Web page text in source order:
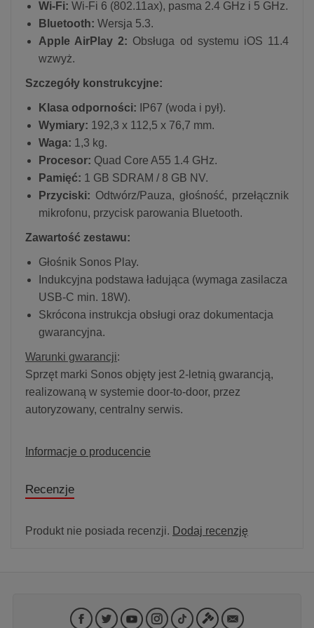
Wi-Fi: Wi-Fi 6 (802.11ax), pasma 2.4 GHz i 5 GHz.
Bluetooth: Wersja 5.3.
Apple AirPlay 2: Obsługa od systemu iOS 11.4
wzwyż.
Szczegóły konstrukcyjne:
Klasa odporności: IP67 (woda i pył).
Wymiary: 192,3 x 112,5 x 76,7 mm.
Waga: 1,3 kg.
Procesor: Quad Core A55 1.4 GHz.
Pamięć: 1 GB SDRAM / 8 GB NV.
Przyciski: Odtwórz/Pauza, głośność, przełącznik
mikrofonu, przycisk parowania Bluetooth.
Zawartość zestawu:
Głośnik Sonos Play.
Indukcyjna podstawa ładująca (wymaga zasilacza
USB-C min. 18W).
Skrócona instrukcja obsługi oraz dokumentacja
gwarancyjna.
Warunki gwarancji:
Sprzęt marki Sonos objęty jest 2-letnią gwarancją,
realizowaną w systemie door-to-door, przez
autoryzowany, centralny serwis.
Informacje o producencie
Recenzje
Produkt nie posiada recenzji. Dodaj recenzję